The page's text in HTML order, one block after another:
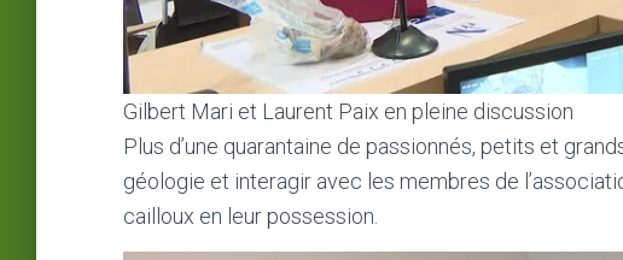
Gilbert Mari et Laurent Paix en pleine discussion
Plus d’une quarantaine de passionnés, petits et
géologie et interagir avec les membres de
cailloux en leur possession.